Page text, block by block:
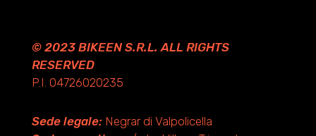
© 2023 BIKEEN S.R.L. ALL RIGHTS
RESERVED
P.I. 04726020235
Sede legale:Negrar di Valpolicella